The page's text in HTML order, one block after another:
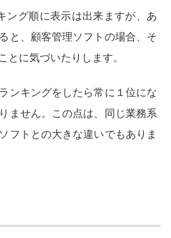
ング順に表示は出来ますが、あ
と、顧客管理ソフトの場合、そ
とに気づいたりします。
ンキングをしたら常に１位にな
ません。この点は、同じ業務系
フトとの大きな違いでもありま